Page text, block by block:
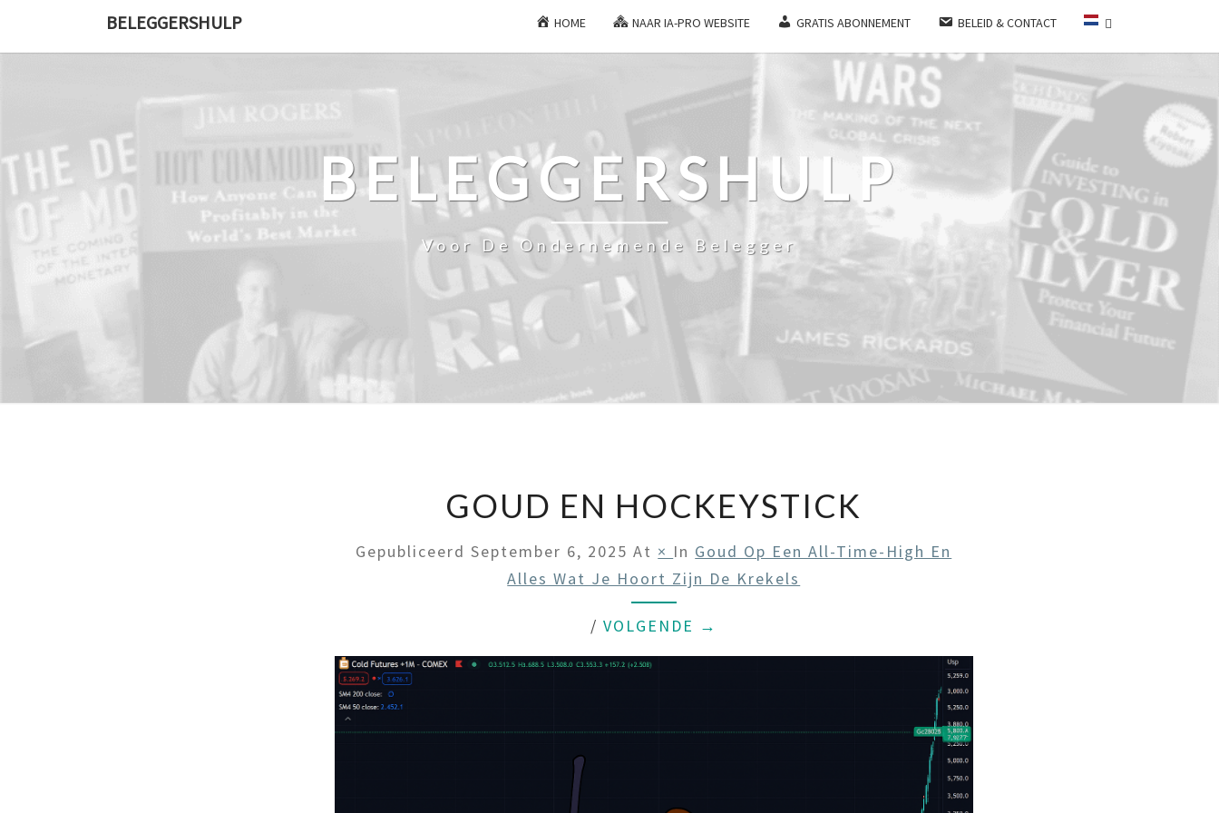
BELEGGERSHULP HOME NAAR IA-PRO WEBSITE GRATIS ABONNEMENT BELEID & CONTACT
BELEGGERSHULP
Voor De Ondernemende Belegger
GOUD EN HOCKEYSTICK
GepubliceerdSeptember 6, 2025 At × In Goud Op Een All-Time-High En
Alles Wat Je Hoort Zijn De Krekels
/ VOLGENDE →